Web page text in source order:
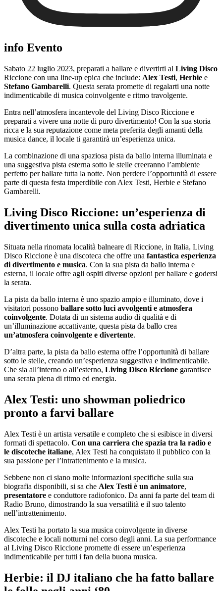
info Evento
Sabato 22 luglio 2023, preparati a ballare e divertirti al Living Disco
Riccione con una line-up epica che include: Alex Testi, Herbie e
Stefano Gambarelli. Questa serata promette di regalarti una notte
indimenticabile di musica coinvolgente e ritmo travolgente.
Entra nell’atmosfera incantevole del Living Disco Riccione e
preparati a vivere una notte di puro divertimento! Con la sua storia
ricca e la sua reputazione come meta preferita degli amanti della
musica dance, il locale ti garantirà un’esperienza unica.
La combinazione di una spaziosa pista da ballo interna illuminata e
una suggestiva pista esterna sotto le stelle creeranno l’ambiente
perfetto per ballare tutta la notte. Non perdere l’opportunità di essere
parte di questa festa imperdibile con Alex Testi, Herbie e Stefano
Gambarelli.
Living Disco Riccione: un’esperienza di
divertimento unica sulla costa adriatica
Situata nella rinomata località balneare di Riccione, in Italia, Living
Disco Riccione è una discoteca che offre una fantastica esperienza
di divertimento e musica. Con la sua pista da ballo interna e
esterna, il locale offre agli ospiti diverse opzioni per ballare e godersi
la serata.
La pista da ballo interna è uno spazio ampio e illuminato, dove i
visitatori possono ballare sotto luci avvolgenti e atmosfera
coinvolgente. Dotata di un sistema audio di qualità e di
un’illuminazione accattivante, questa pista da ballo crea
un’atmosfera coinvolgente e divertente.
D’altra parte, la pista da ballo esterna offre l’opportunità di ballare
sotto le stelle, creando un’esperienza suggestiva e indimenticabile.
Che sia all’interno o all’esterno, Living Disco Riccione garantisce
una serata piena di ritmo ed energia.
Alex Testi: uno showman poliedrico
pronto a farvi ballare
Alex Testi è un artista versatile e completo che si esibisce in diversi
formati di spettacolo. Con una carriera che spazia tra la radio e
le discoteche italiane, Alex Testi ha conquistato il pubblico con la
sua passione per l’intrattenimento e la musica.
Sebbene non ci siano molte informazioni specifiche sulla sua
biografia disponibili, si sa che Alex Testi è un animatore,
presentatore e conduttore radiofonico. Da anni fa parte del team di
Radio Bruno, dimostrando la sua versatilità e il suo talento
nell’intrattenimento.
Alex Testi ha portato la sua musica coinvolgente in diverse
discoteche e locali notturni nel corso degli anni. La sua performance
al Living Disco Riccione promette di essere un’esperienza
indimenticabile per tutti i fan della buona musica.
Herbie: il DJ italiano che ha fatto ballare